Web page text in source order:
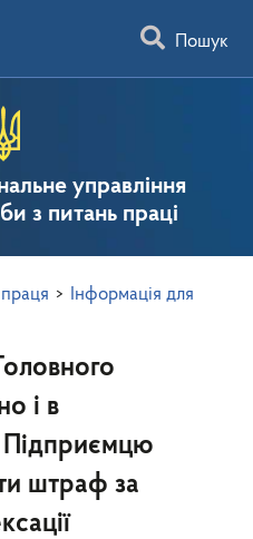
Пошук
управління
з питань праці
>
Інформація для
і в
Підприємцю
штраф за